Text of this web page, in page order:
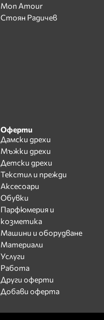
Mon Amour
Стоян Радичев
Оферти
Дамски дрехи
Мъжки дрехи
Детски дрехи
Текстил и прежди
Аксесоари
Обувки
Парфюмерия и
козметика
Машини и оборудване
Материали
Услуги
Работа
Други оферти
Добави оферта